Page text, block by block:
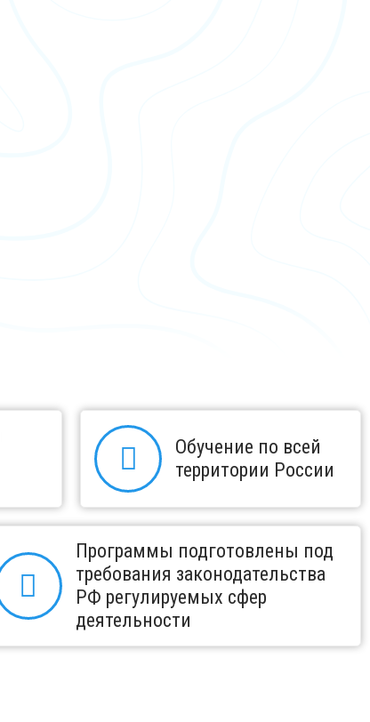
Обучение по всей
территории России
Программы подготовлены под
требования законодательства
РФ регулируемых сфер
деятельности